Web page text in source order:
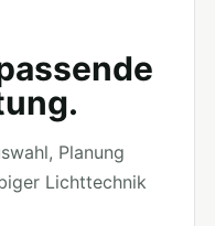
Planung
Lichttechnik